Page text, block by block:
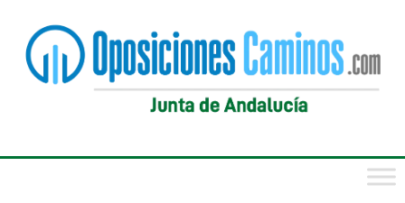
contenido